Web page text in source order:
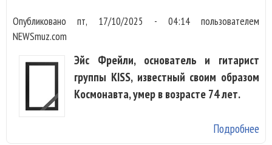
Опубликованопт, 17/10/2025 - 04:14пользователем
NEWSmuz.com
Эйс Фрейли, основатель и гитарист
группы KISS, известный своим образом
Космонавта, умер в возрасте 74 лет.
Подробнее